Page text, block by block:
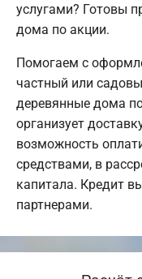
услугами? Готовы
дома по акции.
Помогаем с
частный или
деревянные дома
организует
возможность
средствами, в
капитала. Кредит
партнерами.